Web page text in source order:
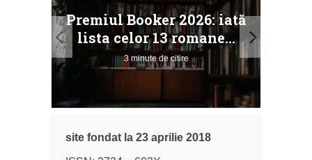
Premiul Booker 2026: iată
lista celor 13 romane...
3 minute de citire
site fondat la 23 aprilie 2018